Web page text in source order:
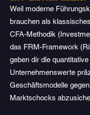
Weil moderne
brauchen als
CFA-Methodik
das FRM-Framework
geben dir die
Unternehmenswerte
Geschäftsmodelle
Marktschocks